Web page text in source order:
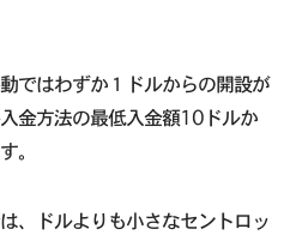
ではわずか１ドルからの開設が
金方法の最低入金額10ドルか
。
、ドルよりも小さなセントロッ